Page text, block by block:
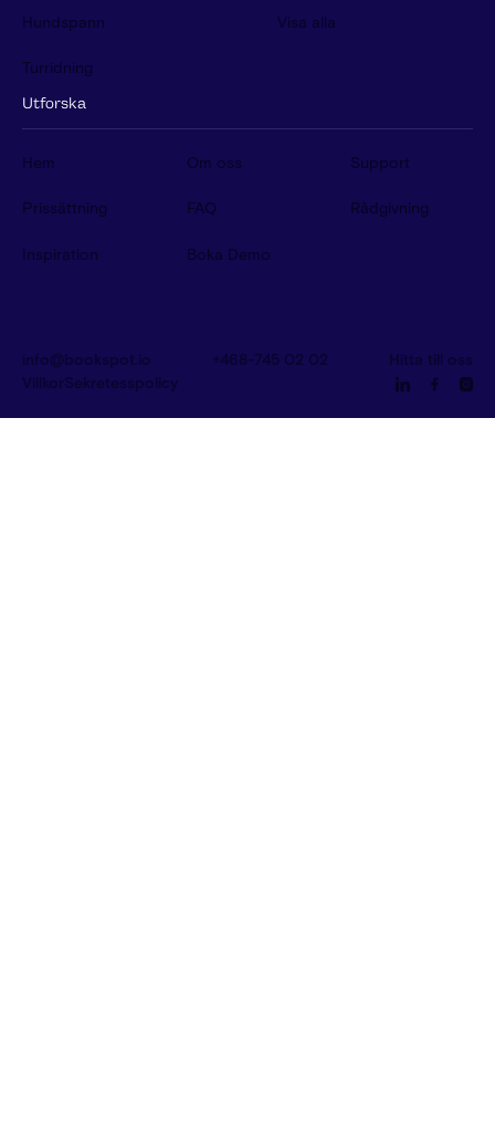
Utforska
Hem
Prissättning
Inspiration
Om oss
FAQ
Boka Demo
Support
Rådgivning
Hundspann
Turridning
Visa alla
info@bookspot.io +468-745 02 02
Hitta till oss
VillkorSekretesspolicy